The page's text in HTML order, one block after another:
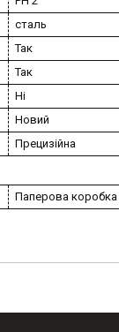
сталь
Так
Так
Ні
Новий
Прецизійна
Паперова коробка